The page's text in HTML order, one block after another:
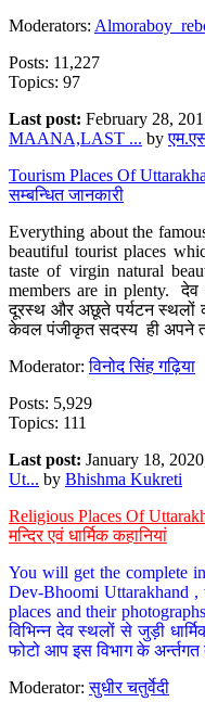
Moderators:
Posts: 11,227
Topics: 97
Last post: February 28,
MAANA,LAST ... by
Tourism Places Of
सम्बन्धित जानकारी
Everything about the
beautiful tourist places
taste of virgin natural
members are in plenty. देव
दूरस्थ और अछूते पर्यटन स्थलों
केवल पंजीकृत सदस्य ही अपने
Moderator:विनोद सिंह गढ़िया
Posts: 5,929
Topics: 111
Last post: January 18,
Ut... by Bhishma Kukreti
Religious Places Of
मन्दिर एवं धार्मिक कहानियां
You will get the complete
Dev-Bhoomi Uttarakhand ,
places and their
विभिन्न देव स्थलों से जुड़ी
फोटो आप इस विभाग के
Moderator:सुधीर चतुर्वेदी